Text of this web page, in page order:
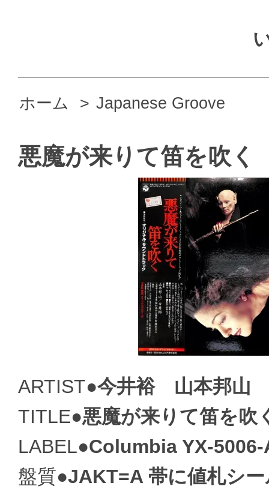
ホーム > Japanese Groove
悪魔が来りて笛を吹く
ARTIST●今井裕 山本邦山
TITLE●悪魔が来りて笛を吹
LABEL●Columbia YX-5006-
盤質●JAKT=A 帯に値札シ